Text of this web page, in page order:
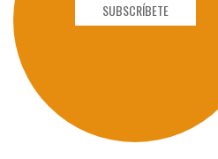
SUBSCRÍBETE